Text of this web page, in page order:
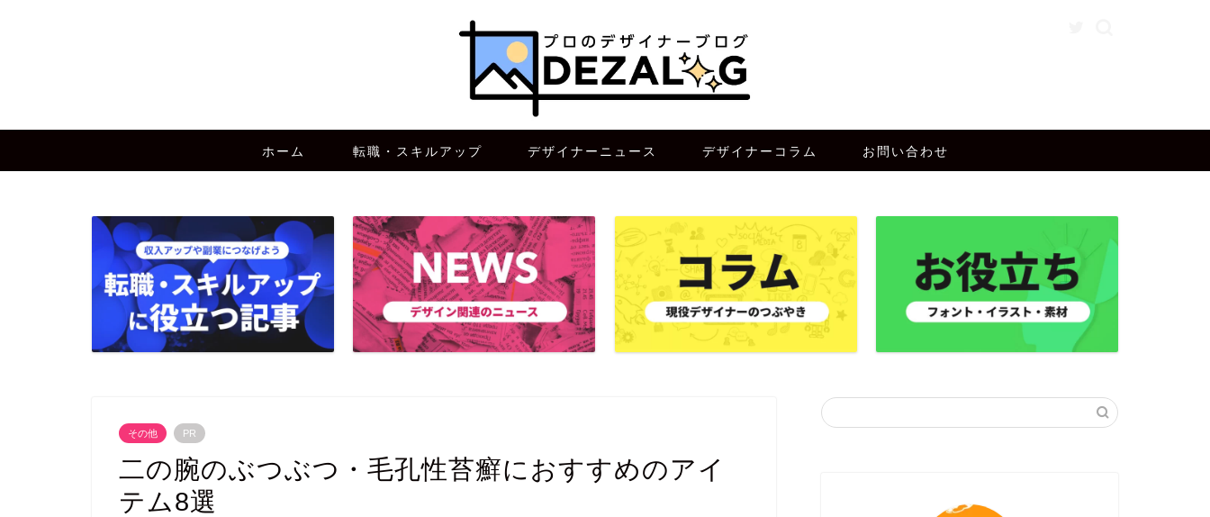
ホーム 転職・スキルアップ デザイナーニュース デザイナーコラム お問い合わせ
その他 PR
二の腕のぶつぶつ・毛孔性苔癬におすすめのアイ
テム8選